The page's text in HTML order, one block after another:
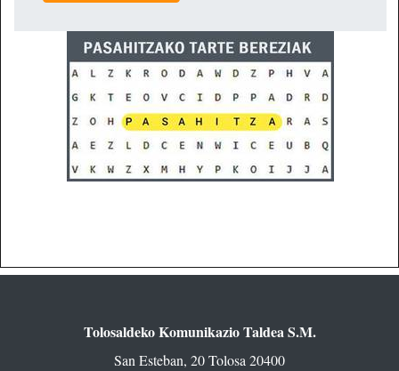
Tolosaldeko Komunikazio Taldea S.M.
San Esteban, 20 Tolosa 20400